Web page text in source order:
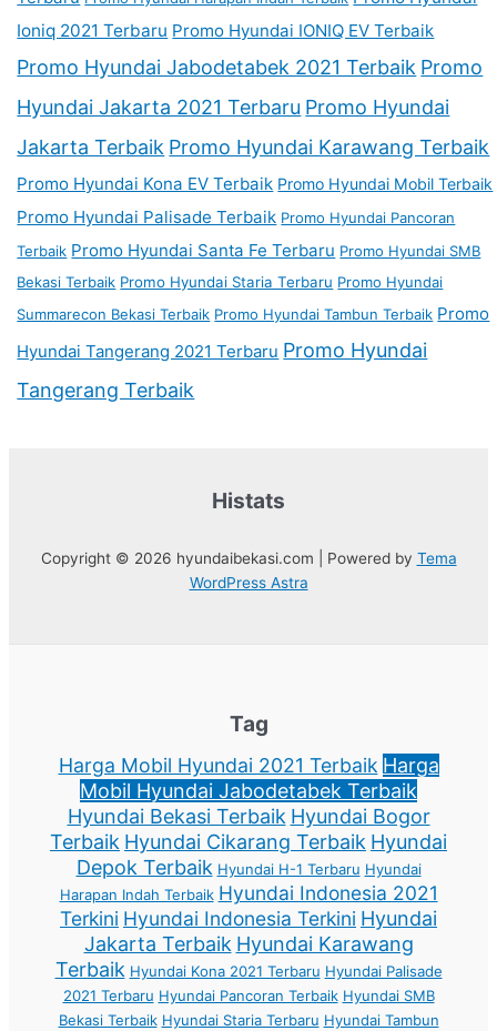
Ioniq 2021 Terbaru Promo Hyundai IONIQ EV Terbaik
Promo Hyundai Jabodetabek 2021 Terbaik Promo
Hyundai Jakarta 2021 Terbaru Promo Hyundai
Jakarta Terbaik Promo Hyundai Karawang Terbaik
Promo Hyundai Kona EV Terbaik Promo Hyundai Mobil Terbaik
Promo Hyundai Palisade Terbaik Promo Hyundai Pancoran
Terbaik Promo Hyundai Santa Fe Terbaru Promo Hyundai SMB
Bekasi Terbaik Promo Hyundai Staria Terbaru Promo Hyundai
Summarecon Bekasi Terbaik Promo Hyundai Tambun Terbaik Promo
Hyundai Tangerang 2021 Terbaru Promo Hyundai
Tangerang Terbaik
Histats
Copyright © 2026 hyundaibekasi.com | Powered by Tema
WordPress Astra
Tag
Harga Mobil Hyundai 2021 Terbaik Harga
Mobil Hyundai Jabodetabek Terbaik
Hyundai Bekasi Terbaik Hyundai Bogor
Terbaik Hyundai Cikarang Terbaik Hyundai
Depok Terbaik Hyundai H-1 Terbaru Hyundai
Harapan Indah Terbaik Hyundai Indonesia 2021
Terkini Hyundai Indonesia Terkini Hyundai
Jakarta Terbaik Hyundai Karawang
Terbaik Hyundai Kona 2021 Terbaru Hyundai Palisade
2021 Terbaru Hyundai Pancoran Terbaik Hyundai SMB
Bekasi Terbaik Hyundai Staria Terbaru Hyundai Tambun